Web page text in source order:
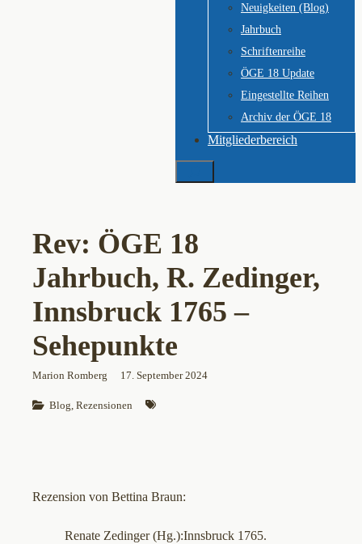
Neuigkeiten (Blog)
Jahrbuch
Schriftenreihe
ÖGE 18 Update
Eingestellte Reihen
Archiv der ÖGE 18
Mitgliederbereich
Suchen
Rev: ÖGE 18
Jahrbuch, R. Zedinger,
Innsbruck 1765 –
Sehepunkte
Marion Romberg 17. September 2024
Blog, Rezensionen
Rezension von Bettina Braun:
Renate Zedinger (Hg.):Innsbruck 1765.